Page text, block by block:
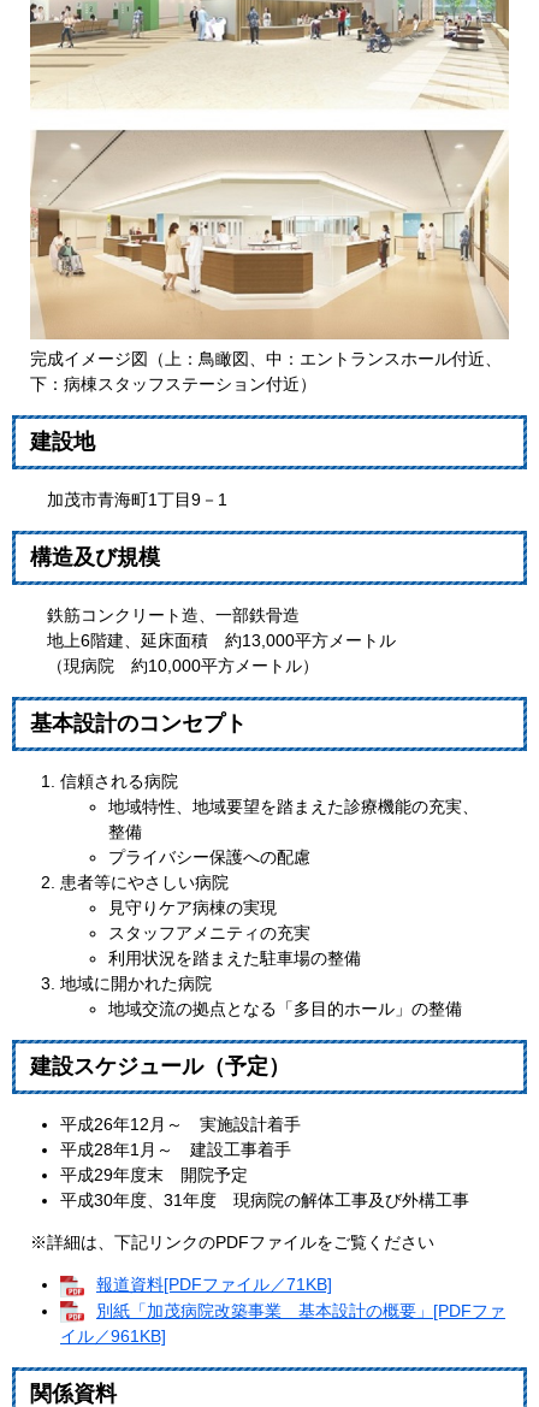
完成イメージ図（上：鳥瞰図、中：エントランスホール付近、
下：病棟スタッフステーション付近）
建設地
加茂市青海町1丁目9－1
構造及び規模
鉄筋コンクリート造、一部鉄骨造
地上6階建、延床面積 約13,000平方メートル
（現病院 約10,000平方メートル）
基本設計のコンセプト
信頼される病院
地域特性、地域要望を踏まえた診療機能の充実、
整備
プライバシー保護への配慮
患者等にやさしい病院
見守りケア病棟の実現
スタッフアメニティの充実
利用状況を踏まえた駐車場の整備
地域に開かれた病院
地域交流の拠点となる「多目的ホール」の整備
建設スケジュール（予定）
平成26年12月～ 実施設計着手
平成28年1月～ 建設工事着手
平成29年度末 開院予定
平成30年度、31年度 現病院の解体工事及び外構工事
※詳細は、下記リンクのPDFファイルをご覧ください
報道資料[PDFファイル／71KB]
別紙「加茂病院改築事業 基本設計の概要」[PDFファ
イル／961KB]
関係資料